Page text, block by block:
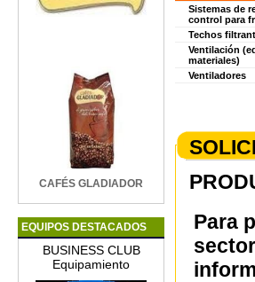
CAFÉS GLADIADOR
EQUIPOS DESTACADOS
BUSINESS CLUB
Equipamiento
Sistemas de
control para
Techos
Ventilación
materiales)
Ventiladores
Para